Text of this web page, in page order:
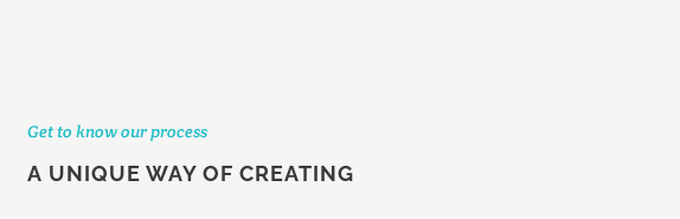
Get to know our process
A UNIQUE WAY OF CREATING